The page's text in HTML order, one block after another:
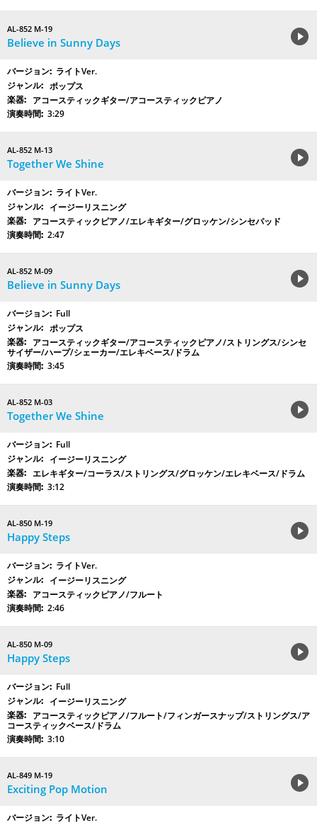
AL-852 M-19
Believe in Sunny Days
ライトVer.
ポップス
アコースティックギター/アコースティックピアノ
3:29
AL-852 M-13
Together We Shine
ライトVer.
イージーリスニング
アコースティックピアノ/エレキギター/グロッケン/シンセパッド
2:47
AL-852 M-09
Believe in Sunny Days
Full
ポップス
アコースティックギター/アコースティックピアノ/ストリングス/シンセ
サイザー/ハープ/シェーカー/エレキベース/ドラム
3:45
AL-852 M-03
Together We Shine
Full
イージーリスニング
エレキギター/コーラス/ストリングス/グロッケン/エレキベース/ドラム
3:12
AL-850 M-19
Happy Steps
ライトVer.
イージーリスニング
アコースティックピアノ/フルート
2:46
AL-850 M-09
Happy Steps
Full
イージーリスニング
アコースティックピアノ/フルート/フィンガースナップ/ストリングス/ア
コースティックベース/ドラム
3:10
AL-849 M-19
Exciting Pop Motion
ライトVer.